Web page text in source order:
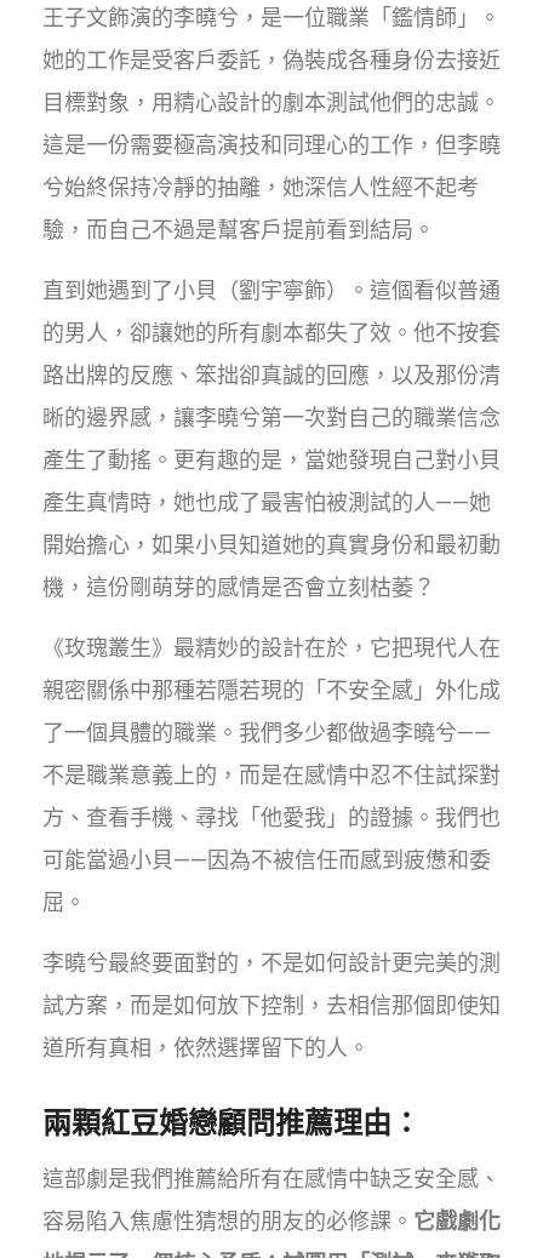
王子文飾演的李曉兮，是一位職業「鑑情師」。
她的工作是受客戶委託，偽裝成各種身份去接近
目標對象，用精心設計的劇本測試他們的忠誠。
這是一份需要極高演技和同理心的工作，但李曉
兮始終保持冷靜的抽離，她深信人性經不起考
驗，而自己不過是幫客戶提前看到結局。
直到她遇到了小貝（劉宇寧飾）。這個看似普通
的男人，卻讓她的所有劇本都失了效。他不按套
路出牌的反應、笨拙卻真誠的回應，以及那份清
晰的邊界感，讓李曉兮第一次對自己的職業信念
產生了動搖。更有趣的是，當她發現自己對小貝
產生真情時，她也成了最害怕被測試的人——她
開始擔心，如果小貝知道她的真實身份和最初動
機，這份剛萌芽的感情是否會立刻枯萎？
《玫瑰叢生》最精妙的設計在於，它把現代人在
親密關係中那種若隱若現的「不安全感」外化成
了一個具體的職業。我們多少都做過李曉兮——
不是職業意義上的，而是在感情中忍不住試探對
方、查看手機、尋找「他愛我」的證據。我們也
可能當過小貝——因為不被信任而感到疲憊和委
屈。
李曉兮最終要面對的，不是如何設計更完美的測
試方案，而是如何放下控制，去相信那個即使知
道所有真相，依然選擇留下的人。
兩顆紅豆婚戀顧問推薦理由：
這部劇是我們推薦給所有在感情中缺乏安全感、
容易陷入焦慮性猜想的朋友的必修課。 它戲劇化